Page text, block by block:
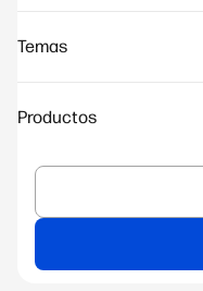
Temas
Productos